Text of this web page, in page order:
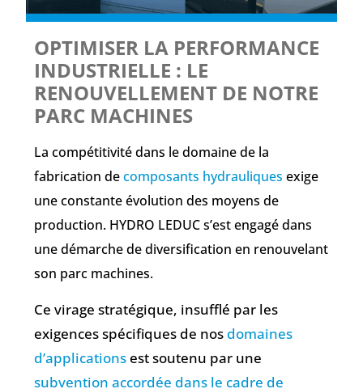
OPTIMISER LA PERFORMANCE
INDUSTRIELLE : LE
RENOUVELLEMENT DE NOTRE
PARC MACHINES
La compétitivité dans le domaine de la
fabrication decomposants hydrauliques exige
une constante évolution des moyens de
production. HYDRO LEDUC s’est engagé dans
une démarche de diversification en renouvelant
son parc machines.
Ce virage stratégique, insufflé par les
exigences spécifiques de nos domaines
d’applications est soutenu par une
subvention accordée dans le cadre de